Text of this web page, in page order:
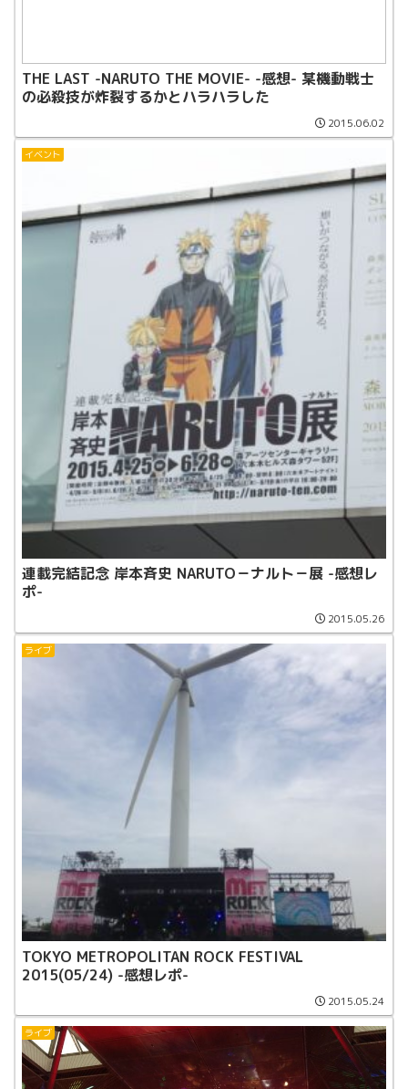
THE LAST -NARUTO THE MOVIE- -感想- 某機動戦士
の必殺技が炸裂するかとハラハラした
2015.06.02
イベント
連載完結記念 岸本斉史 NARUTO－ナルト－展 -感想レ
ポ-
2015.05.26
ライブ
TOKYO METROPOLITAN ROCK FESTIVAL
2015(05/24) -感想レポ-
2015.05.24
ライブ